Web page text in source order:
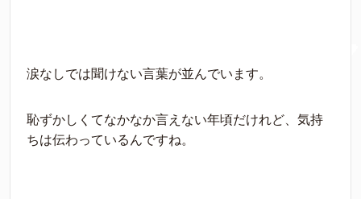
涙なしでは聞けない言葉が並んでいます。
恥ずかしくてなかなか言えない年頃だけれど、気持
ちは伝わっているんですね。